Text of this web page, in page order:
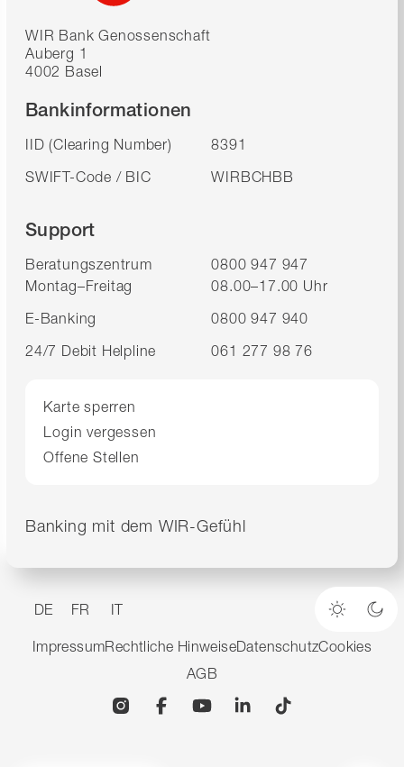
WIR Bank Genossenschaft
Auberg 1
4002 Basel
Bankinformationen
IID (Clearing Number)
8391
SWIFT-Code / BIC
WIRBCHBB
Support
Beratungszentrum
0800 947 947
Montag–Freitag
08.00–17.00 Uhr
E-Banking
0800 947 940
24/7 Debit Helpline
061 277 98 76
Karte sperren
Login vergessen
Offene Stellen
Banking mit dem WIR-Gefühl
DE FR IT
Heller
ImpressumRechtliche HinweiseDatenschutzCookies
AGB
InstagramFacebookYouTubeLinkedin